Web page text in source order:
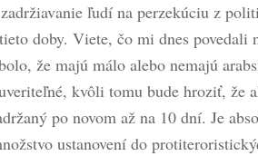
ľudí na perzekúciu z
doby. Viete, čo mi dnes povedali
že majú málo alebo nemajú
kvôli tomu bude hroziť, že
po novom až na 10 dní. Je
ustanovení do